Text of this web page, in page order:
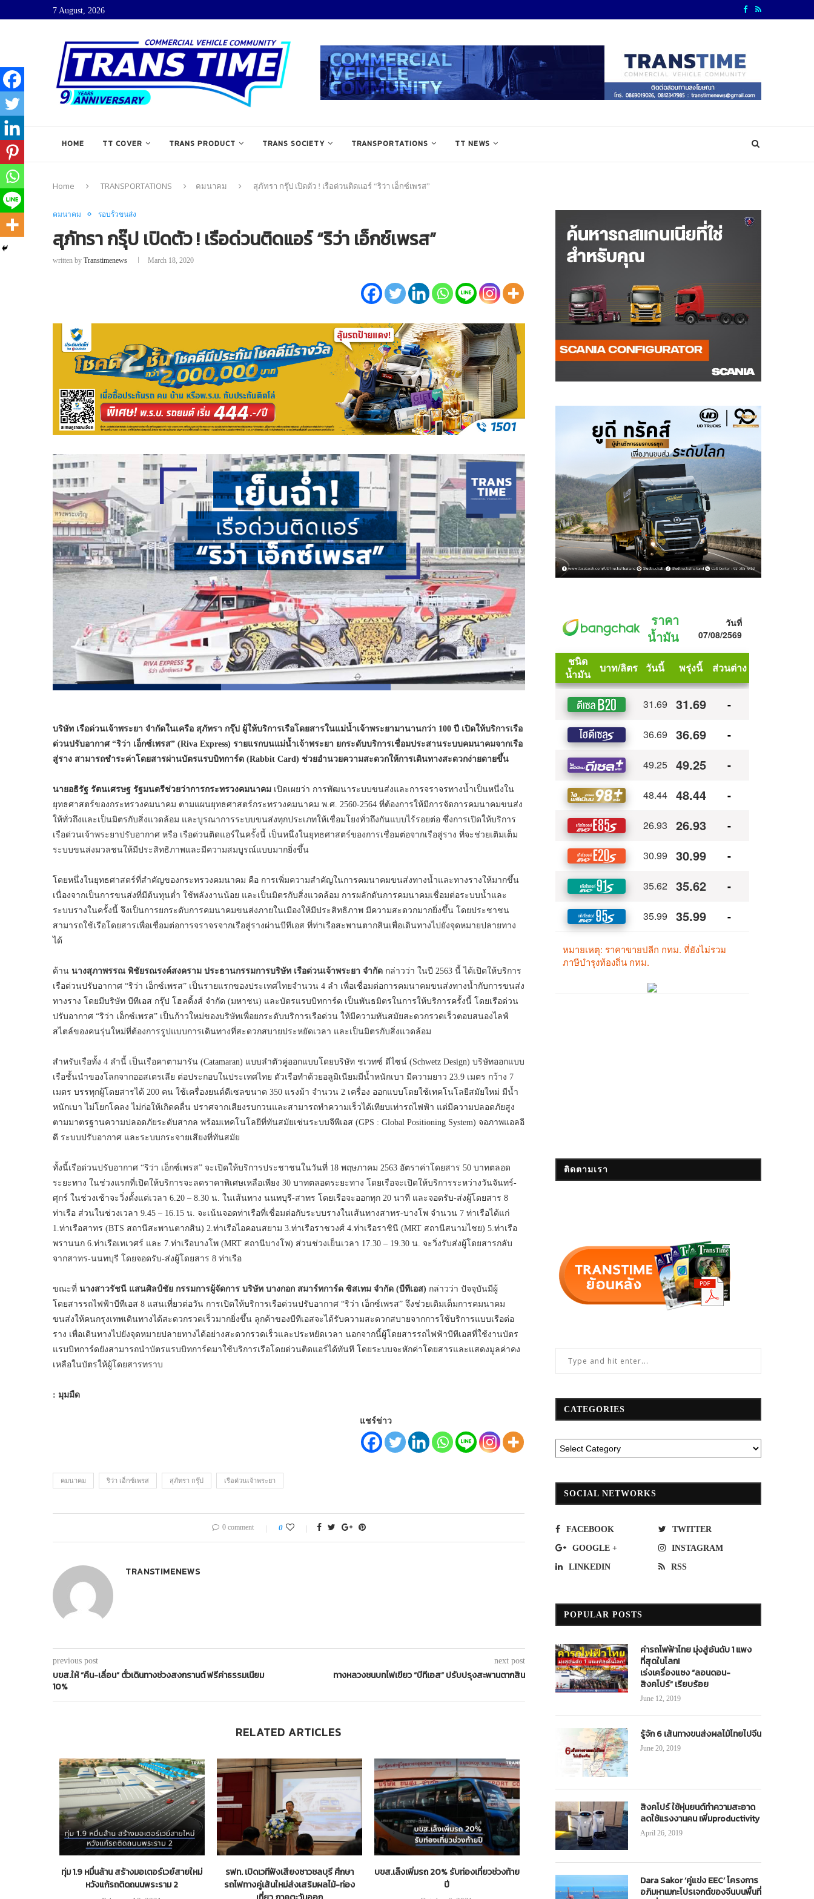
7 August, 2026
HOME TT COVER TRANS PRODUCT TRANS SOCIETY TRANSPORTATIONS TT NEWS
Home TRANSPORTATIONS คมนาคม สุภัทรา กรุ๊ป เปิดตัว ! เรือด่วนติดแอร์ “ริว่า เอ็กซ์เพรส”
คมนาคม รอบรั้วขนส่ง
สุภัทรา กรุ๊ป เปิดตัว ! เรือด่วนติดแอร์ “ริว่า เอ็กซ์เพรส”
written by Transtimenews March 18, 2020
บริษัท เรือด่วนเจ้าพระยา จำกัดในเครือ สุภัทรา กรุ๊ป ผู้ให้บริการเรือโดยสารในแม่น้ำเจ้าพระยามานานกว่า 100 ปี เปิดให้บริการเรือ
ด่วนปรับอากาศ “ริว่า เอ็กซ์เพรส” (Riva Express) รายแรกบนแม่น้ำเจ้าพระยา ยกระดับบริการเชื่อมประสานระบบคมนาคมจากเรือ
สู่ราง สามารถชำระค่าโดยสารผ่านบัตรแรบบิทการ์ด (Rabbit Card) ช่วยอำนวยความสะดวกให้การเดินทางสะดวกง่ายดายขึ้น
นายอธิรัฐ รัตนเศรษฐ รัฐมนตรีช่วยว่าการกระทรวงคมนาคม เปิดเผยว่า การพัฒนาระบบขนส่งและการจราจรทางน้ำเป็นหนึ่งใน
ยุทธศาสตร์ของกระทรวงคมนาคม ตามแผนยุทธศาสตร์กระทรวงคมนาคม พ.ศ. 2560-2564 ที่ต้องการให้มีการจัดการคมนาคมขนส่ง
ให้ทั่วถึงและเป็นมิตรกับสิ่งแวดล้อม และบูรณาการระบบขนส่งทุกประเภทให้เชื่อมโยงทั่วถึงกันแบบไร้รอยต่อ ซึ่งการเปิดให้บริการ
เรือด่วนเจ้าพระยาปรับอากาศ หรือ เรือด่วนติดแอร์ในครั้งนี้ เป็นหนึ่งในยุทธศาสตร์ของการเชื่อมต่อจากเรือสู่ราง ที่จะช่วยเติมเต็ม
ระบบขนส่งมวลชนให้มีประสิทธิภาพและมีความสมบูรณ์แบบมากยิ่งขึ้น
โดยหนึ่งในยุทธศาสตร์ที่สำคัญของกระทรวงคมนาคม คือ การเพิ่มความสำคัญในการคมนาคมขนส่งทางน้ำและทางรางให้มากขึ้น
เนื่องจากเป็นการขนส่งที่มีต้นทุนต่ำ ใช้พลังงานน้อย และเป็นมิตรกับสิ่งแวดล้อม การผลักดันการคมนาคมเชื่อมต่อระบบน้ำและ
ระบบรางในครั้งนี้ จึงเป็นการยกระดับการคมนาคมขนส่งภายในเมืองให้มีประสิทธิภาพ มีความสะดวกมากยิ่งขึ้น โดยประชาชน
สามารถใช้เรือโดยสารเพื่อเชื่อมต่อการจราจรจากเรือสู่รางผ่านบีทีเอส ที่ท่าเรือสะพานตากสินเพื่อเดินทางไปยังจุดหมายปลายทาง
ได้
ด้าน นางสุภาพรรณ พิชัยรณรงค์สงคราม ประธานกรรมการบริษัท เรือด่วนเจ้าพระยา จำกัด กล่าวว่า ในปี 2563 นี้ ได้เปิดให้บริการ
เรือด่วนปรับอากาศ “ริว่า เอ็กซ์เพรส” เป็นรายแรกของประเทศไทยจำนวน 4 ลำ เพื่อเชื่อมต่อการคมนาคมขนส่งทางน้ำกับการขนส่ง
ทางราง โดยมีบริษัท บีทีเอส กรุ๊ป โฮลดิ้งส์ จำกัด (มหาชน) และบัตรแรบบิทการ์ด เป็นพันธมิตรในการให้บริการครั้งนี้ โดยเรือด่วน
ปรับอากาศ “ริว่า เอ็กซ์เพรส” เป็นก้าวใหม่ของบริษัทเพื่อยกระดับบริการเรือด่วน ให้มีความทันสมัยสะดวกรวดเร็วตอบสนองไลฟ์
สไตล์ของคนรุ่นใหม่ที่ต้องการรูปแบบการเดินทางที่สะดวกสบายประหยัดเวลา และเป็นมิตรกับสิ่งแวดล้อม
สำหรับเรือทั้ง 4 ลำนี้ เป็นเรือคาตามารัน (Catamaran) แบบลำตัวคู่ออกแบบโดยบริษัท ชเวทซ์ ดีไซน์ (Schwetz Design) บริษัทออกแบบ
เรือชั้นนำของโลกจากออสเตรเลีย ต่อประกอบในประเทศไทย ตัวเรือทำด้วยอลูมิเนียมมีน้ำหนักเบา มีความยาว 23.9 เมตร กว้าง 7
เมตร บรรทุกผู้โดยสารได้ 200 คน ใช้เครื่องยนต์ดีเซลขนาด 350 แรงม้า จำนวน 2 เครื่อง ออกแบบโดยใช้เทคโนโลยีสมัยใหม่ มีน้ำ
หนักเบา ไม่โยกโคลง ไม่ก่อให้เกิดคลื่น ปราศจากเสียงรบกวนและสามารถทำความเร็วได้เทียบเท่ารถไฟฟ้า แต่มีความปลอดภัยสูง
ตามมาตรฐานความปลอดภัยระดับสากล พร้อมเทคโนโลยีที่ทันสมัยเช่นระบบจีพีเอส (GPS : Global Positioning System) จอภาพแอลอี
ดี ระบบปรับอากาศ และระบบกระจายเสียงที่ทันสมัย
ทั้งนี้เรือด่วนปรับอากาศ “ริว่า เอ็กซ์เพรส” จะเปิดให้บริการประชาชนในวันที่ 18 พฤษภาคม 2563 อัตราค่าโดยสาร 50 บาทตลอด
ระยะทาง ในช่วงแรกที่เปิดให้บริการจะลดราคาพิเศษเหลือเพียง 30 บาทตลอดระยะทาง โดยเรือจะเปิดให้บริการระหว่างวันจันทร์-
ศุกร์ ในช่วงเช้าจะวิ่งตั้งแต่เวลา 6.20 – 8.30 น. ในเส้นทาง นนทบุรี-สาทร โดยเรือจะออกทุก 20 นาที และจอดรับ-ส่งผู้โดยสาร 8
ท่าเรือ ส่วนในช่วงเวลา 9.45 – 16.15 น. จะเน้นจอดท่าเรือที่เชื่อมต่อกับระบบรางในเส้นทางสาทร-บางโพ จำนวน 7 ท่าเรือได้แก่
1.ท่าเรือสาทร (BTS สถานีสะพานตากสิน) 2.ท่าเรือไอคอนสยาม 3.ท่าเรือราชวงศ์ 4.ท่าเรือราชินี (MRT สถานีสนามไชย) 5.ท่าเรือ
พรานนก 6.ท่าเรือเทเวศร์ และ 7.ท่าเรือบางโพ (MRT สถานีบางโพ) ส่วนช่วงเย็นเวลา 17.30 – 19.30 น. จะวิ่งรับส่งผู้โดยสารกลับ
จากสาทร-นนทบุรี โดยจอดรับ-ส่งผู้โดยสาร 8 ท่าเรือ
ขณะที่ นางสาวรัชนี แสนศิลป์ชัย กรรมการผู้จัดการ บริษัท บางกอก สมาร์ทการ์ด ซิสเทม จำกัด (บีทีเอส) กล่าวว่า ปัจจุบันมีผู้
โดยสารรถไฟฟ้าบีทีเอส 8 แสนเที่ยวต่อวัน การเปิดให้บริการเรือด่วนปรับอากาศ “ริว่า เอ็กซ์เพรส” จึงช่วยเติมเต็มการคมนาคม
ขนส่งให้คนกรุงเทพเดินทางได้สะดวกรวดเร็วมากยิ่งขึ้น ลูกค้าของบีทีเอสจะได้รับความสะดวกสบายจากการใช้บริการแบบเรือต่อ
ราง เพื่อเดินทางไปยังจุดหมายปลายทางได้อย่างสะดวกรวดเร็วและประหยัดเวลา นอกจากนี้ผู้โดยสารรถไฟฟ้าบีทีเอสที่ใช้งานบัตร
แรบบิทการ์ดยังสามารถนำบัตรแรบบิทการ์ดมาใช้บริการเรือโดยด่วนติดแอร์ได้ทันที โดยระบบจะหักค่าโดยสารและแสดงมูลค่าคง
เหลือในบัตรให้ผู้โดยสารทราบ
: มุมมืด
แชร์ข่าว
คมนาคม ริว่า เอ็กซ์เพรส สุภัทรา กรุ๊ป เรือด่วนเจ้าพระยา
0 comment 0
TRANSTIMENEWS
previous post
บขส.ให้ “คืน-เลื่อน” ตั๋วเดินทางช่วงสงกรานต์ ฟรีค่าธรรมเนียม
10%
next post
ทางหลวงชนบทไฟเขียว “บีทีเอส” ปรับปรุงสะพานตากสิน
RELATED ARTICLES
ทุ่ม 1.9 หมื่นล้าน สร้างมอเตอร์เวย์สายใหม่
หวังแก้รถติดถนนพระราม 2
รฟท. เปิดเวทีฟังเสียงชาวชลบุรี ศึกษา
รถไฟทางคู่เส้นใหม่ส่งเสริมผลไม้-ท่อง
บขส.เล็งเพิ่มรถ 20% รับท่องเที่ยวช่วงท้าย
ปี
ทล.ทุ่มงบพันล้าน ขยายทางหลวงหมายเลข
404 สาย ตรัง – อ.ละงู รองรับระเบียง
ลิตรละ 5 บาท 27 ธ.ค. 67-1 ม.ค
ติดตามเรา
CATEGORIES
SOCIAL NETWORKS
FACEBOOK TWITTER
GOOGLE + INSTAGRAM
LINKEDIN RSS
POPULAR POSTS
ค่ารถไฟฟ้าไทย มุ่งสู่อันดับ 1 แพง
ที่สุดในโลก!
เร่งเครื่องแซง “ลอนดอน-
สิงคโปร์” เรียบร้อย
June 12, 2019
รู้จัก 6 เส้นทางขนส่งผลไม้ไทยไปจีน
June 20, 2019
สิงคโปร์ ใช้หุ่นยนต์ทำความสะอาด
ลดใช้แรงงานคน เพิ่มproductivity
April 26, 2019
Dara Sakor ‘คู่แข่ง EEC’ โครงการ
อภิมหาเมกะโปรเจกต์ของจีนบนพื้นที่